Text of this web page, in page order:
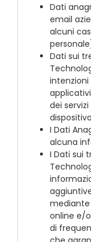
Dati
email
alcuni
Dati sui
dei
I Dati
alcuna
I Dati sui
online e/
di